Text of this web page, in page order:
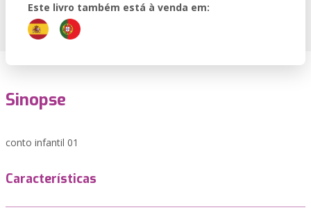
Este livro também está à venda em:
Sinopse
conto infantil 01
Características